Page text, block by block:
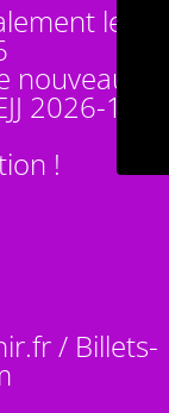
le 14
:
2026-10
!
/ Billets-